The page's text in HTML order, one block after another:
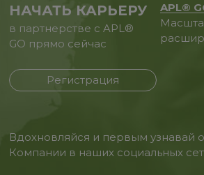
НАЧАТЬ КАРЬЕРУ
в партнерстве с APL®
GO прямо сейчас
Регистрация
APL®
Вдохновляйся и первым узнавай
Компании в наших социальных